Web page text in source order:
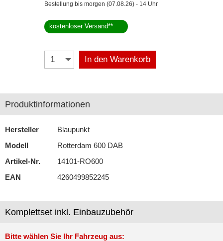
Navigationssoftware
Navigationssysteme
Rückfahrsysteme
Soundprozessoren
Verstärker
Zubehör
Bestellung bis morgen (07.08.26) - 14 Uhr
kostenloser Versand**
In den Warenkorb
Produktinformationen
Hersteller
Blaupunkt
Modell
Rotterdam 600 DAB
Artikel-Nr.
14101-RO600
EAN
4260499852245
Komplettset inkl. Einbauzubehör
Bitte wählen Sie Ihr Fahrzeug aus: